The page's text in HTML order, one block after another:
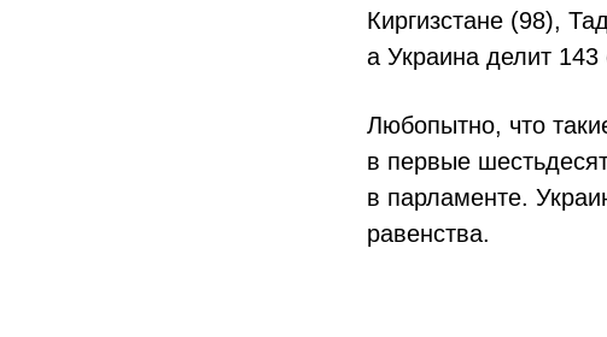
Киргизстане (98),
а Украина делит
Любопытно, что
в первые
в парламенте.
равенства.